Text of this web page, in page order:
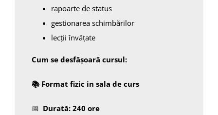
rapoarte de status
gestionarea schimbărilor
lecții învățate
Cum se desfășoară cursul:
📚Format fizic in sala de curs
📅 Durată: 240 ore